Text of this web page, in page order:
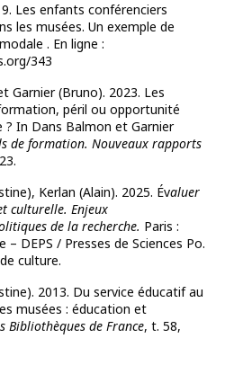
Les enfants conférenciers
les musées. Un exemple de
. En ligne :
343
Garnier (Bruno). 2023. Les
péril ou opportunité
In Dans Balmon et Garnier
de formation. Nouveaux rapports
Kerlan (Alain). 2025. Évaluer
culturelle. Enjeux
de la recherche. Paris :
– DEPS / Presses de Sciences Po.
culture.
2013. Du service éducatif au
musées : éducation et
Bibliothèques de France, t. 58,